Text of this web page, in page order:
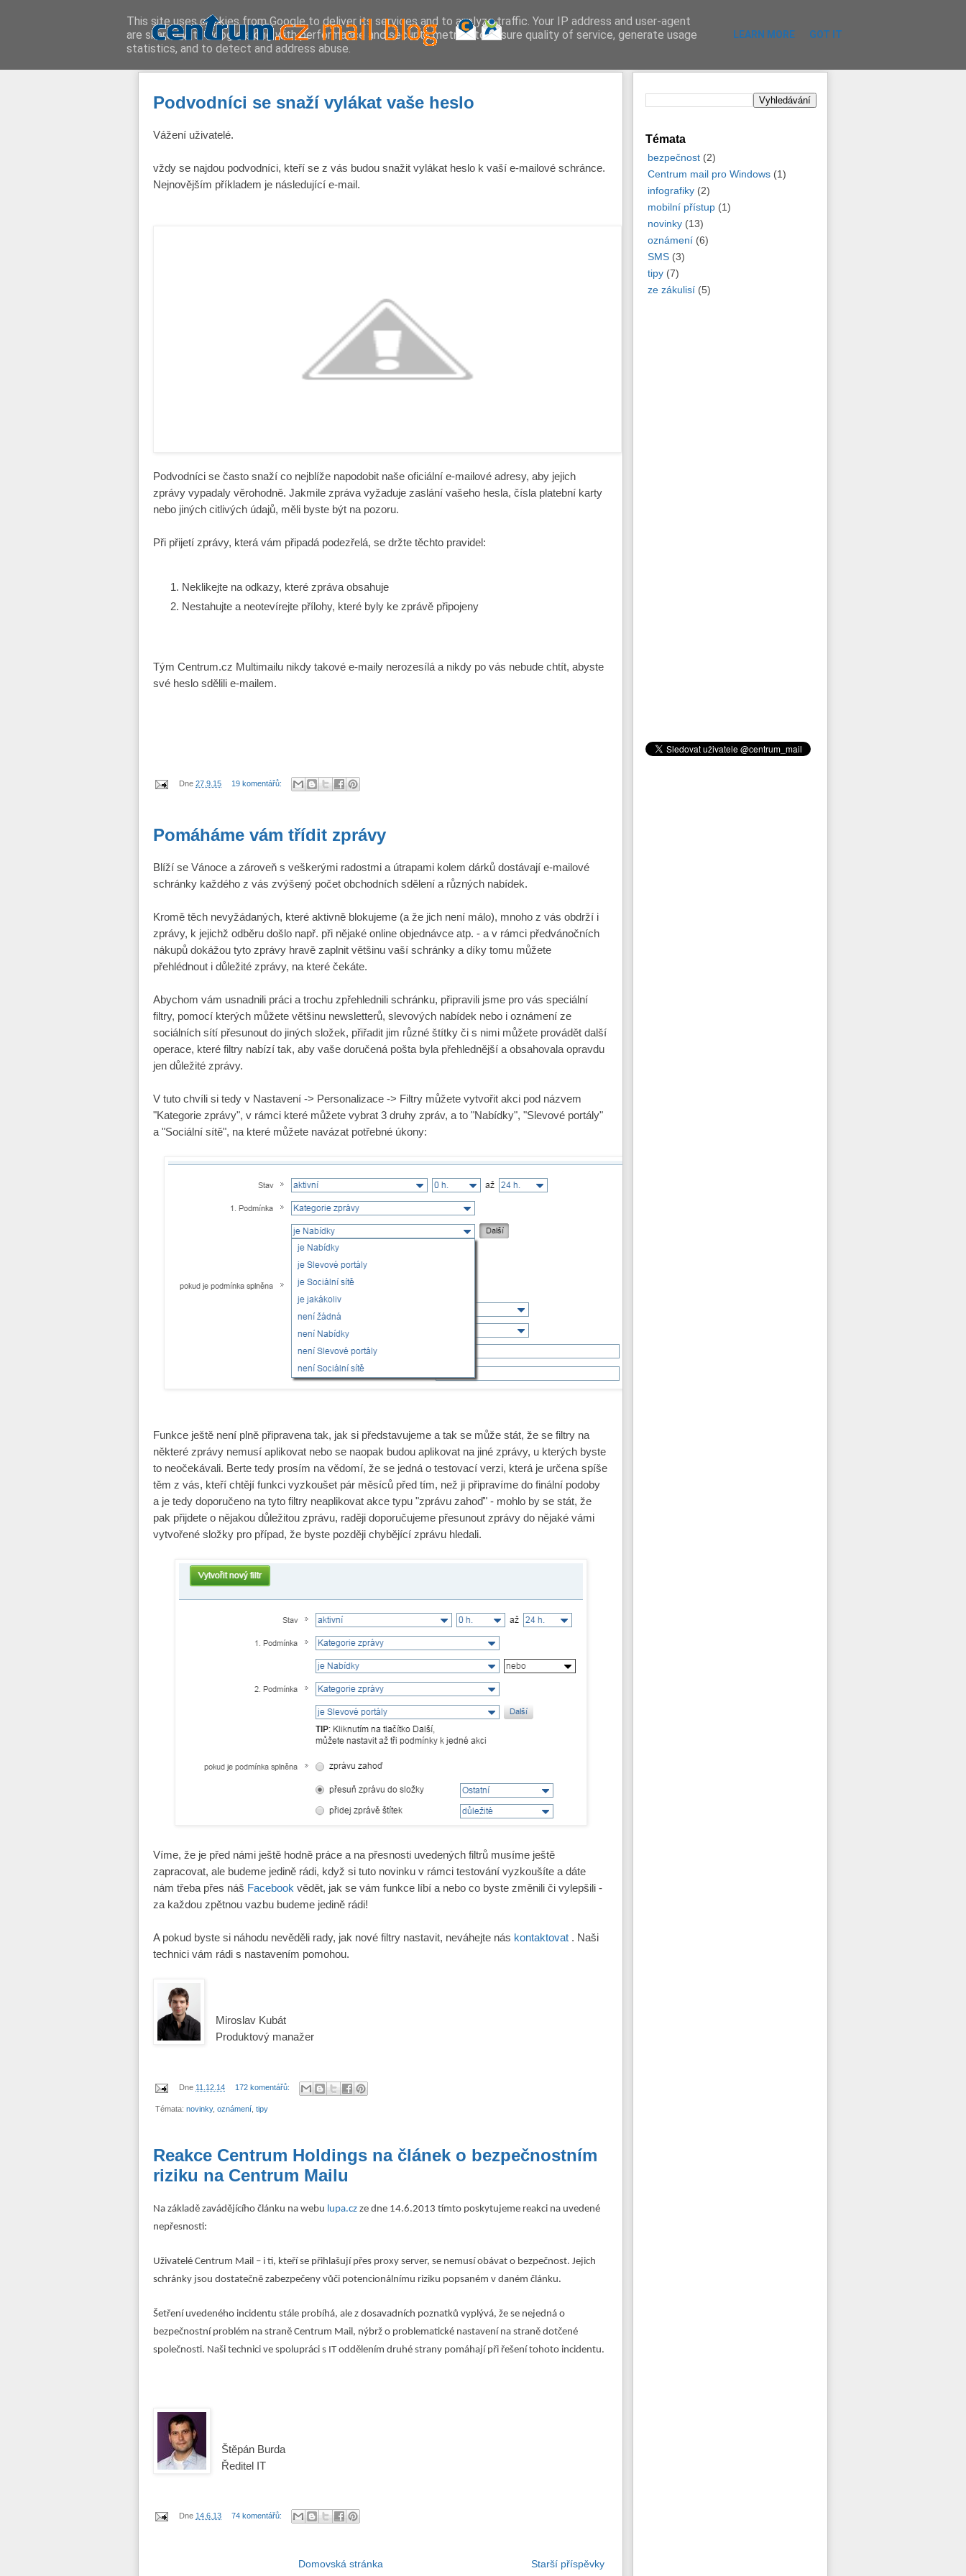
Podvodníci se snaží vylákat vaše heslo
Vážení uživatelé.
vždy se najdou podvodníci, kteří se z vás budou snažit vylákat heslo k vaší e-mailové schránce.
Nejnovějším příkladem je následující e-mail.
Podvodníci se často snaží co nejblíže napodobit naše oficiální e-mailové adresy, aby jejich
zprávy vypadaly věrohodně. Jakmile zpráva vyžaduje zaslání vašeho hesla, čísla platební karty
nebo jiných citlivých údajů, měli byste být na pozoru.
Při přijetí zprávy, která vám připadá podezřelá, se držte těchto pravidel:
Neklikejte na odkazy, které zpráva obsahuje
Nestahujte a neotevírejte přílohy, které byly ke zprávě připojeny
Tým Centrum.cz Multimailu nikdy takové e-maily nerozesílá a nikdy po vás nebude chtít, abyste
své heslo sdělili e-mailem.
Dne 27.9.15 19 komentářů:
Pomáháme vám třídit zprávy
Blíží se Vánoce a zároveň s veškerými radostmi a útrapami kolem dárků dostávají e-mailové
schránky každého z vás zvýšený počet obchodních sdělení a různých nabídek.
Kromě těch nevyžádaných, které aktivně blokujeme (a že jich není málo), mnoho z vás obdrží i
zprávy, k jejichž odběru došlo např. při nějaké online objednávce atp. - a v rámci předvánočních
nákupů dokážou tyto zprávy hravě zaplnit většinu vaší schránky a díky tomu můžete
přehlédnout i důležité zprávy, na které čekáte.
Abychom vám usnadnili práci a trochu zpřehlednili schránku, připravili jsme pro vás speciální
filtry, pomocí kterých můžete většinu newsletterů, slevových nabídek nebo i oznámení ze
sociálních sítí přesunout do jiných složek, přiřadit jim různé štítky či s nimi můžete provádět další
operace, které filtry nabízí tak, aby vaše doručená pošta byla přehlednější a obsahovala opravdu
jen důležité zprávy.
V tuto chvíli si tedy v Nastavení -> Personalizace -> Filtry můžete vytvořit akci pod názvem
"Kategorie zprávy", v rámci které můžete vybrat 3 druhy zpráv, a to "Nabídky", "Slevové portály"
a "Sociální sítě", na které můžete navázat potřebné úkony:
Funkce ještě není plně připravena tak, jak si představujeme a tak se může stát, že se filtry na
některé zprávy nemusí aplikovat nebo se naopak budou aplikovat na jiné zprávy, u kterých byste
to neočekávali. Berte tedy prosím na vědomí, že se jedná o testovací verzi, která je určena spíše
těm z vás, kteří chtějí funkci vyzkoušet pár měsíců před tím, než ji připravíme do finální podoby
a je tedy doporučeno na tyto filtry neaplikovat akce typu "zprávu zahoď" - mohlo by se stát, že
pak přijdete o nějakou důležitou zprávu, raději doporučujeme přesunout zprávy do nějaké vámi
vytvořené složky pro případ, že byste později chybějící zprávu hledali.
Víme, že je před námi ještě hodně práce a na přesnosti uvedených filtrů musíme ještě
zapracovat, ale budeme jedině rádi, když si tuto novinku v rámci testování vyzkoušíte a dáte
nám třeba přes náš Facebook vědět, jak se vám funkce líbí a nebo co byste změnili či vylepšili -
za každou zpětnou vazbu budeme jedině rádi!
A pokud byste si náhodu nevěděli rady, jak nové filtry nastavit, neváhejte nás kontaktovat . Naši
technici vám rádi s nastavením pomohou.
Miroslav Kubát
Produktový manažer
Dne 11.12.14 172 komentářů:
Témata: novinky, oznámení tipy
Reakce Centrum Holdings na článek o bezpečnostním
riziku na Centrum Mailu
Na základě zavádějícího článku na webu lupa.cz ze dne 14.6.2013 tímto poskytujeme reakci na uvedené
nepřesnosti:
Uživatelé Centrum Mail – i ti, kteří se přihlašují přes proxy server, se nemusí obávat o bezpečnost. Jejich
schránky jsou dostatečně zabezpečeny vůči potencionálnímu riziku popsaném v daném článku.
Šetření uvedeného incidentu stále probíhá, ale z dosavadních poznatků vyplývá, že se nejedná o
bezpečnostní problém na straně Centrum Mail, nýbrž o problematické nastavení na straně dotčené
společnosti. Naši technici ve spolupráci s IT oddělením druhé strany pomáhají při řešení tohoto incidentu.
Štěpán Burda
Ředitel IT
Dne 14.6.13 74 komentářů:
Starší příspěvky
Domovská stránka
Témata
bezpečnost (2)
Centrum mail pro Windows (1)
infografiky (2)
mobilní přístup (1)
novinky (13)
oznámení (6)
SMS (3)
tipy (7)
ze zákulisí (5)
This site uses cookies from Google to deliver its services and to analyze traffic. Your IP address and user-agent
are shared with Google along with performance and security metrics to ensure quality of service, generate usage
statistics, and to detect and address abuse.
LEARN MORE GOT IT